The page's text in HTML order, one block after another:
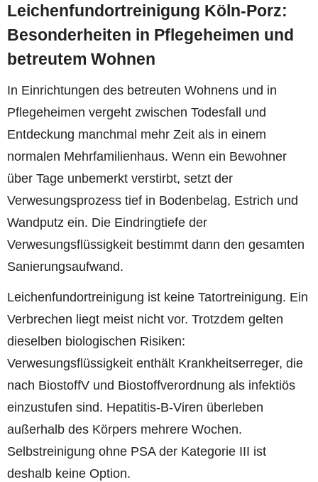
Leichenfundortreinigung Köln-Porz:
Besonderheiten in Pflegeheimen und
betreutem Wohnen
In Einrichtungen des betreuten Wohnens und in
Pflegeheimen vergeht zwischen Todesfall und
Entdeckung manchmal mehr Zeit als in einem
normalen Mehrfamilienhaus. Wenn ein Bewohner
über Tage unbemerkt verstirbt, setzt der
Verwesungsprozess tief in Bodenbelag, Estrich und
Wandputz ein. Die Eindringtiefe der
Verwesungsflüssigkeit bestimmt dann den gesamten
Sanierungsaufwand.
Leichenfundortreinigung ist keine Tatortreinigung. Ein
Verbrechen liegt meist nicht vor. Trotzdem gelten
dieselben biologischen Risiken:
Verwesungsflüssigkeit enthält Krankheitserreger, die
nach BiostoffV und Biostoffverordnung als infektiös
einzustufen sind. Hepatitis-B-Viren überleben
außerhalb des Körpers mehrere Wochen.
Selbstreinigung ohne PSA der Kategorie III ist
deshalb keine Option.